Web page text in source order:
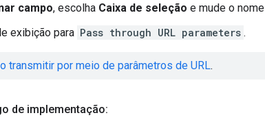
campo, escolha Caixa de seleção e mude o
exibição para Pass through URL parameters .
transmitir por meio de parâmetros de URL.
de implementação: